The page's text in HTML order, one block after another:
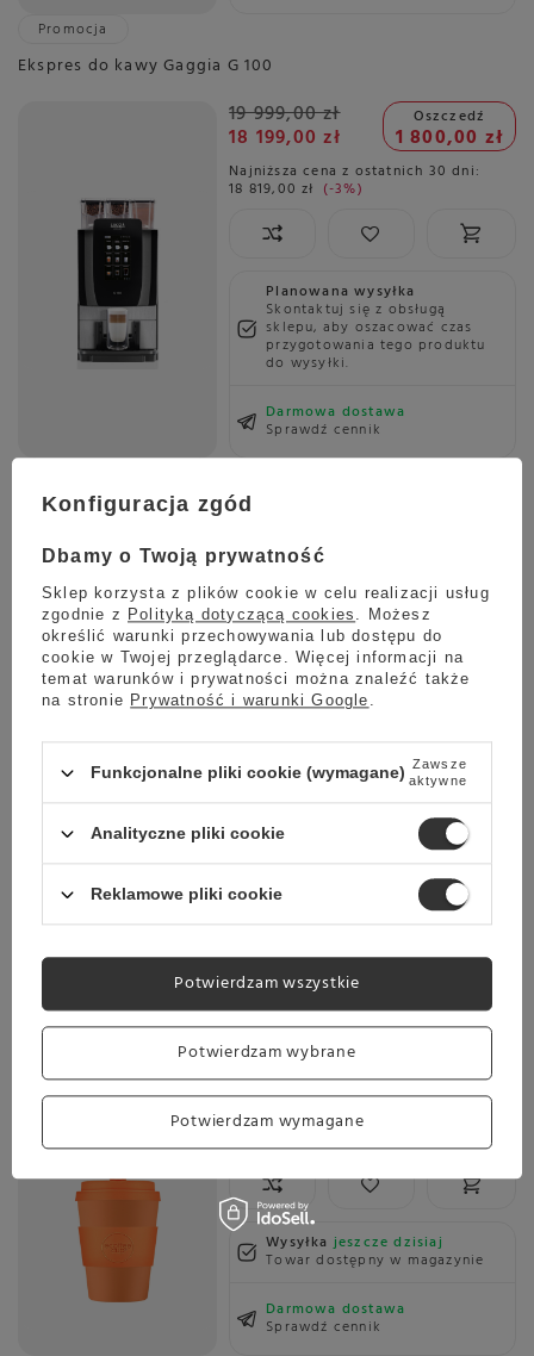
Promocja
Ekspres do kawy Gaggia G 100
19 999,00 zł
18 199,00 zł
Oszczedź
1 800,00 zł
Najniższa cena z ostatnich 30 dni:
18 819,00 zł -3%
Planowana wysyłka
Skontaktuj się z obsługą
sklepu, aby oszacować czas
przygotowania tego produktu
do wysyłki.
Darmowa dostawa
Sprawdź cennik
Nooptlets
Wysyłkajeszcze dzisiaj
Towar dostępny w magazynie
Darmowa dostawa
Kubek na wynos Ecoffee Cup Solid Colours 240ml -
60,00 zł
Towar dostępny w magazynie
Darmowa dostawa
Sprawdź cennik
Kubek na wynos Ecoffee Cup Solid Colours Alhambra
350ml - Pomarańczowy
65,00 zł
Wysyłkajeszcze dzisiaj
Towar dostępny w magazynie
Darmowa dostawa
Sprawdź cennik
Konfiguracja zgód
Dbamy o Twoją prywatność
Sklep korzysta z plików cookie w celu realizacji usług
zgodnie z Polityką dotyczącą cookies . Możesz
określić warunki przechowywania lub dostępu do
cookie w Twojej przeglądarce. Więcej informacji na
temat warunków i prywatności można znaleźć także
na stronie Prywatność i warunki Google .
Funkcjonalne pliki cookie (wymagane) Zawsze
aktywne
Analityczne pliki cookie
Reklamowe pliki cookie
Potwierdzam wybrane
Potwierdzam wymagane
Potwierdzam wszystkie